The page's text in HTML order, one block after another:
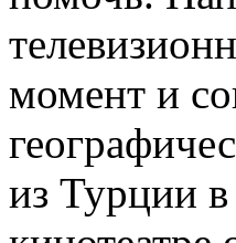
момент и
из Турции